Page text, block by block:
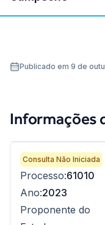
Publicado em 9 de
Informações
Consulta Não Iniciada
Processo:61010
Ano:2023
Proponente do